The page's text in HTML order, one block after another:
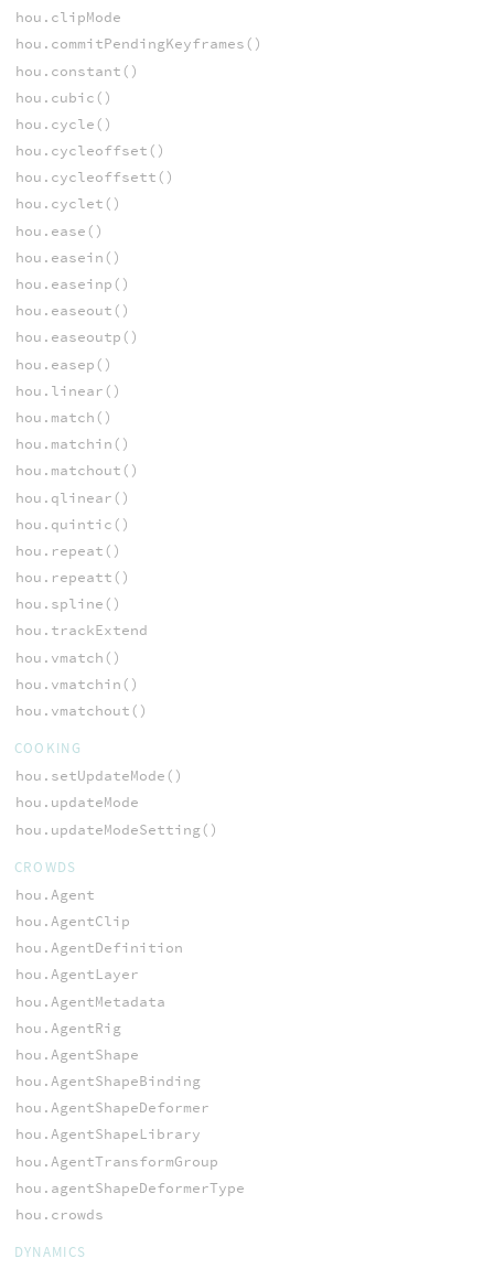
hou.clipMode
hou.commitPendingKeyframes()
hou.constant()
hou.cubic()
hou.cycle()
hou.cycleoffset()
hou.cycleoffsett()
hou.cyclet()
hou.ease()
hou.easein()
hou.easeinp()
hou.easeout()
hou.easeoutp()
hou.easep()
hou.linear()
hou.match()
hou.matchin()
hou.matchout()
hou.qlinear()
hou.quintic()
hou.repeat()
hou.repeatt()
hou.spline()
hou.trackExtend
hou.vmatch()
hou.vmatchin()
hou.vmatchout()
COOKING
hou.setUpdateMode()
hou.updateMode
hou.updateModeSetting()
CROWDS
hou.Agent
hou.AgentClip
hou.AgentDefinition
hou.AgentLayer
hou.AgentMetadata
hou.AgentRig
hou.AgentShape
hou.AgentShapeBinding
hou.AgentShapeDeformer
hou.AgentShapeLibrary
hou.AgentTransformGroup
hou.agentShapeDeformerType
hou.crowds
DYNAMICS